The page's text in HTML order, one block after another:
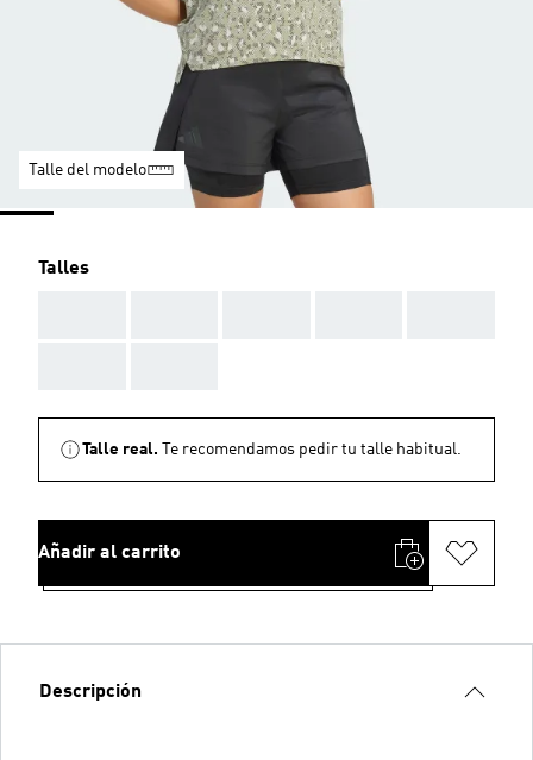
Talle del modelo
Talles
Talle real. Te recomendamos pedir tu talle habitual.
Añadir al carrito
Descripción